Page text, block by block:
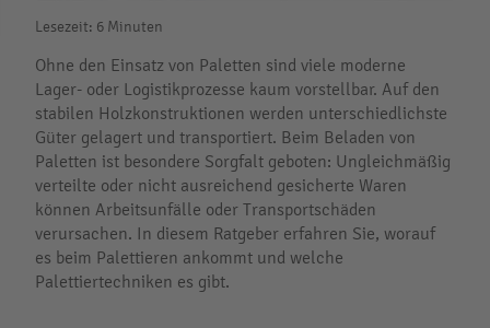
Lesezeit: 6 Minuten
Ohne den Einsatz von Paletten sind viele moderne
Lager- oder Logistikprozesse kaum vorstellbar. Auf den
stabilen Holzkonstruktionen werden unterschiedlichste
Güter gelagert und transportiert. Beim Beladen von
Paletten ist besondere Sorgfalt geboten: Ungleichmäßig
verteilte oder nicht ausreichend gesicherte Waren
können Arbeitsunfälle oder Transportschäden
verursachen. In diesem Ratgeber erfahren Sie, worauf
es beim Palettieren ankommt und welche
Palettiertechniken es gibt.